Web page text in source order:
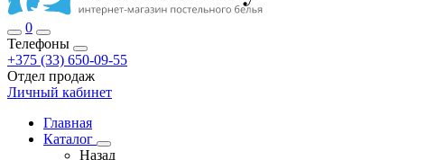
0
Телефоны
+375 (33) 650-09-55
Отдел продаж
Личный кабинет
Главная
Каталог
Назад